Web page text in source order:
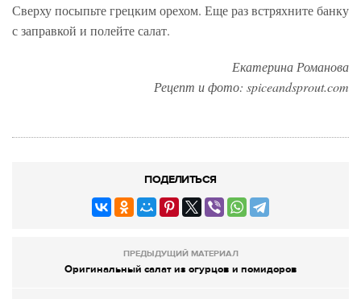
Сверху посыпьте грецким орехом. Еще раз встряхните банку
с заправкой и полейте салат.
Екатерина Романова
Рецепт и фото: spiceandsprout.com
ПОДЕЛИТЬСЯ
ПРЕДЫДУЩИЙ МАТЕРИАЛ
Оригинальный салат из огурцов и помидоров